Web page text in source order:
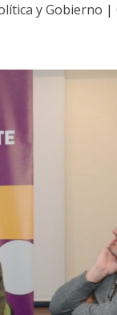
y Gobierno |